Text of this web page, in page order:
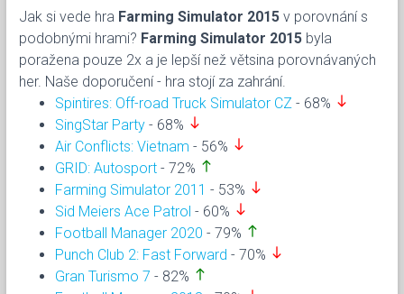
Jak si vede hra Farming Simulator 2015 v porovnání s
podobnými hrami? Farming Simulator 2015 byla
poražena pouze 2x a je lepší než větsina porovnávaných
her. Naše doporučení - hra stojí za zahrání.
Spintires: Off-road Truck Simulator CZ - 68% south
SingStar Party - 68% south
Air Conflicts: Vietnam - 56% south
GRID: Autosport - 72% north
Farming Simulator 2011 - 53% south
Sid Meiers Ace Patrol - 60% south
Football Manager 2020 - 79% north
Punch Club 2: Fast Forward - 70% south
Gran Turismo 7 - 82% north